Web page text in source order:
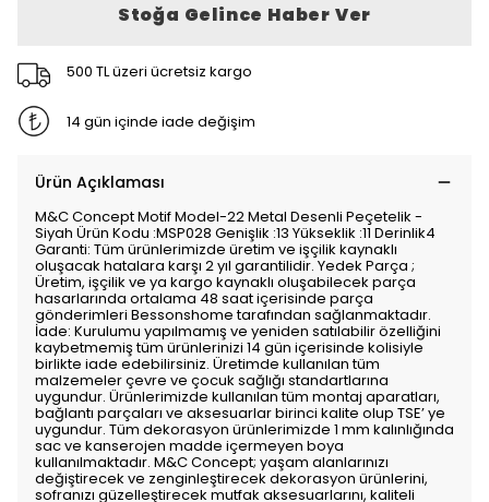
Stoğa Gelince Haber Ver
500 TL üzeri ücretsiz kargo
14 gün içinde iade değişim
Ürün Açıklaması
M&C Concept Motif Model-22 Metal Desenli Peçetelik -
Siyah Ürün Kodu :MSP028 Genişlik :13 Yükseklik :11 Derinlik4
Garanti: Tüm ürünlerimizde üretim ve işçilik kaynaklı
oluşacak hatalara karşı 2 yıl garantilidir. Yedek Parça ;
Üretim, işçilik ve ya kargo kaynaklı oluşabilecek parça
hasarlarında ortalama 48 saat içerisinde parça
gönderimleri Bessonshome tarafından sağlanmaktadır.
İade: Kurulumu yapılmamış ve yeniden satılabilir özelliğini
kaybetmemiş tüm ürünlerinizi 14 gün içerisinde kolisiyle
birlikte iade edebilirsiniz. Üretimde kullanılan tüm
malzemeler çevre ve çocuk sağlığı standartlarına
uygundur. Ürünlerimizde kullanılan tüm montaj aparatları,
bağlantı parçaları ve aksesuarlar birinci kalite olup TSE’ ye
uygundur. Tüm dekorasyon ürünlerimizde 1 mm kalınlığında
sac ve kanserojen madde içermeyen boya
kullanılmaktadır. M&C Concept; yaşam alanlarınızı
değiştirecek ve zenginleştirecek dekorasyon ürünlerini,
sofranızı güzelleştirecek mutfak aksesuarlarını, kaliteli